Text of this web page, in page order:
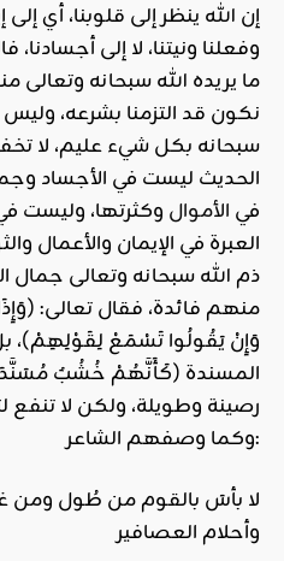
إن الله ينظر إلى قلوبنا، أي إلى
وفعلنا ونيتنا، لا إلى
ما يريده الله سبحانه وتعالى
نكون قد التزمنا بشرعه، وليس
سبحانه بكل شيء عليم، لا
الحديث ليست في الأجساد
في الأموال وكثرتها، وليست
العبرة في الإيمان والأعمال
ذم الله سبحانه وتعالى جمال
منهم فائدة، فقال تعالى:
وَإِنْ يَقُولُوا تَسْمَعْ
المسندة (كَأَنَّهُمْ خُشُبٌ
رصينة وطويلة، ولكن لا تنفع
وكما وصفهم الشاعر:
لا بأسَ بالقوم من طُول ومن
وأحلام العصافير